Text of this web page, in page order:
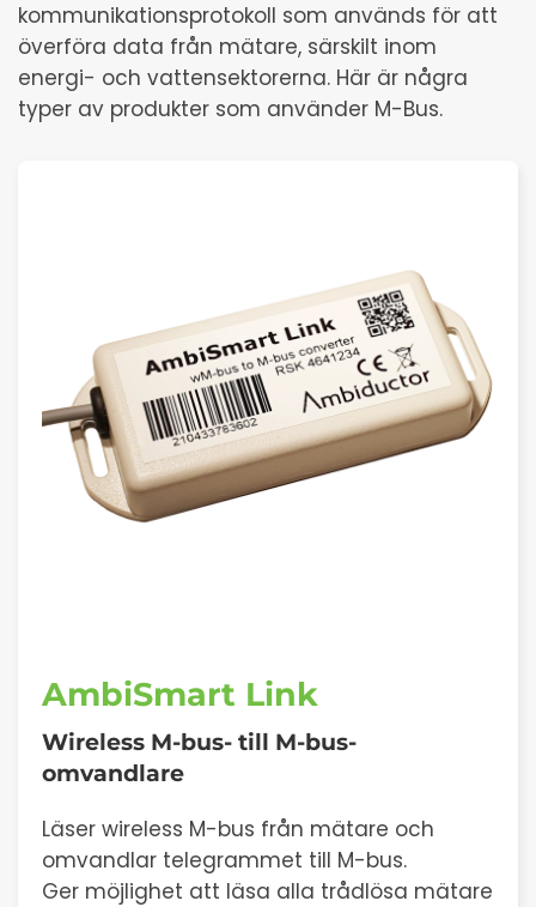
kommunikationsprotokoll som används för att
överföra data från mätare, särskilt inom
energi- och vattensektorerna. Här är några
typer av produkter som använder M-Bus.
AmbiSmart Link
Wireless M-bus- till M-bus-
omvandlare
Läser wireless M-bus från mätare och
omvandlar telegrammet till M-bus.
Ger möjlighet att läsa alla trådlösa mätare